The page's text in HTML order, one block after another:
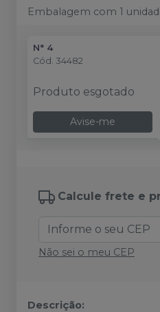
Embalagem com 1
N° 4
Cód. 34482
Produto esgotado
Avise-me
Calcule frete e
Não sei o meu CEP
Descrição: